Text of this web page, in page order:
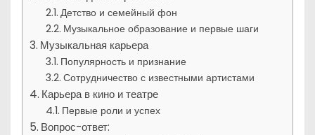
Детство и семейный фон
Музыкальное образование и первые шаги
Музыкальная карьера
Популярность и признание
Сотрудничество с известными артистами
Карьера в кино и театре
Первые роли и успех
Вопрос-ответ: